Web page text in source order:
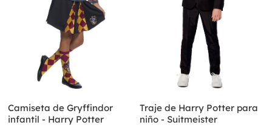
Camiseta de Gryffindor
infantil - Harry Potter
Traje de Harry Potter para
niño - Suitmeister